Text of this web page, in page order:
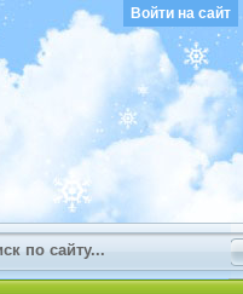
Войти на сайт